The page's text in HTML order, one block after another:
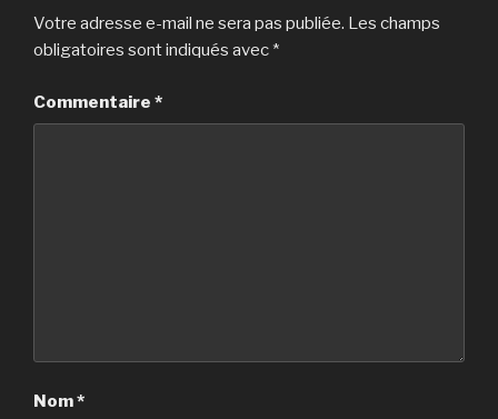
Votre adresse e-mail ne sera pas publiée. Les champs
obligatoires sont indiqués avec *
Commentaire *
Nom*